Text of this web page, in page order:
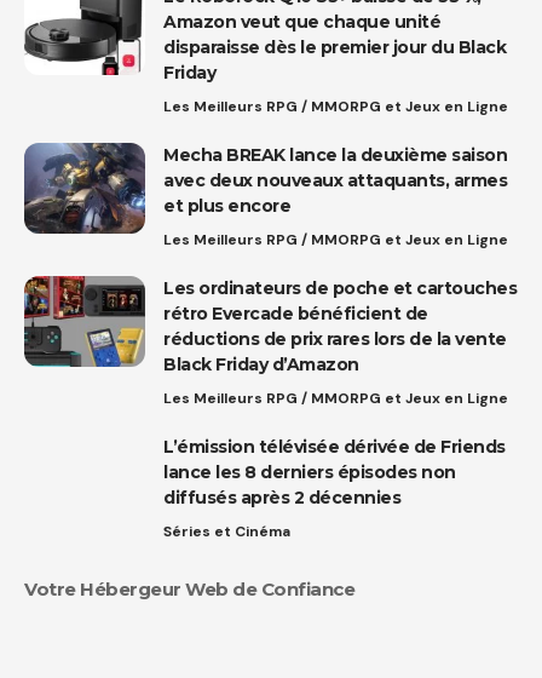
Amazon veut que chaque unité
disparaisse dès le premier jour du Black
Friday
Les Meilleurs RPG / MMORPG et Jeux en Ligne
Mecha BREAK lance la deuxième saison
avec deux nouveaux attaquants, armes
et plus encore
Les Meilleurs RPG / MMORPG et Jeux en Ligne
Les ordinateurs de poche et cartouches
rétro Evercade bénéficient de
réductions de prix rares lors de la vente
Black Friday d’Amazon
Les Meilleurs RPG / MMORPG et Jeux en Ligne
L’émission télévisée dérivée de Friends
lance les 8 derniers épisodes non
diffusés après 2 décennies
Séries et Cinéma
Votre Hébergeur Web de Confiance